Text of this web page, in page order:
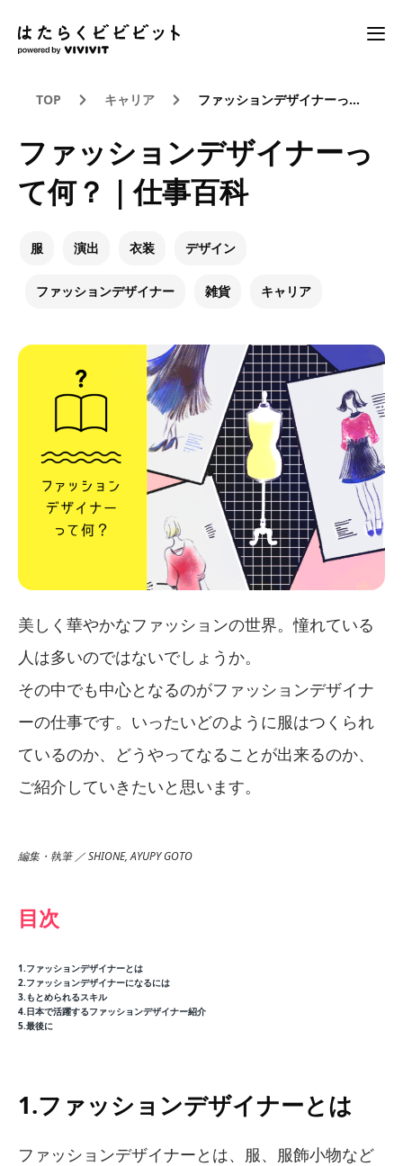
TOP キャリア ファッションデザイナーって何？｜仕事百科
ファッションデザイナーっ
て何？｜仕事百科
服 演出 衣装 デザイン
ファッションデザイナー 雑貨 キャリア
美しく華やかなファッションの世界。憧れている
人は多いのではないでしょうか。
その中でも中心となるのがファッションデザイナ
ーの仕事です。いったいどのように服はつくられ
ているのか、どうやってなることが出来るのか、
ご紹介していきたいと思います。
編集・執筆 ／ SHIONE, AYUPY GOTO
目次
1.ファッションデザイナーとは
2.ファッションデザイナーになるには
3.もとめられるスキル
4.日本で活躍するファッションデザイナー紹介
5.最後に
1.ファッションデザイナーとは
ファッションデザイナーとは、服、服飾小物など